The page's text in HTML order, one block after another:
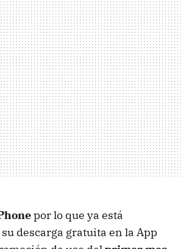
por lo que ya está
descarga gratuita en la App